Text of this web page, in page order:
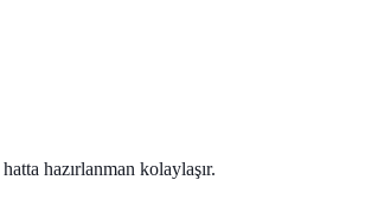
hazırlanman kolaylaşır.